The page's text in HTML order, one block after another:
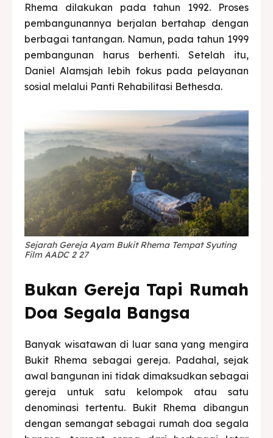
Rhema dilakukan pada tahun 1992. Proses
pembangunannya berjalan bertahap dengan
berbagai tantangan. Namun, pada tahun 1999
pembangunan harus berhenti. Setelah itu,
Daniel Alamsjah lebih fokus pada pelayanan
sosial melalui Panti Rehabilitasi Bethesda.
Sejarah Gereja Ayam Bukit Rhema Tempat Syuting
Film AADC 2 27
Bukan Gereja Tapi Rumah
Doa Segala Bangsa
Banyak wisatawan di luar sana yang mengira
Bukit Rhema sebagai gereja. Padahal, sejak
awal bangunan ini tidak dimaksudkan sebagai
gereja untuk satu kelompok atau satu
denominasi tertentu. Bukit Rhema dibangun
dengan semangat sebagai rumah doa segala